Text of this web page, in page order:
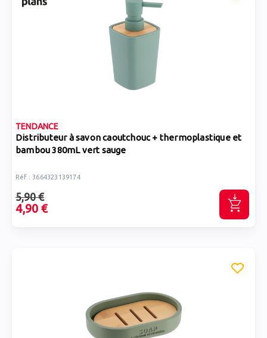
TENDANCE
Distributeur à savon caoutchouc + thermoplastique et
bambou 380mL vert sauge
Réf : 3664323139174
4,90 €
5,90 €